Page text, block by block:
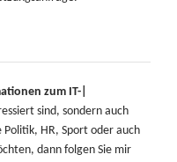
zum IT-|
sind, sondern auch
HR, Sport oder auch
dann folgen Sie mir